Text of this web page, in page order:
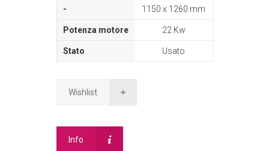
1150 x 1260 mm
22 Kw
Usato
Wishlist
Info